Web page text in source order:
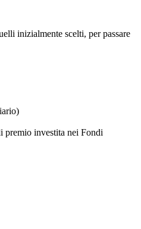
inizialmente scelti, per passare
premio investita nei Fondi